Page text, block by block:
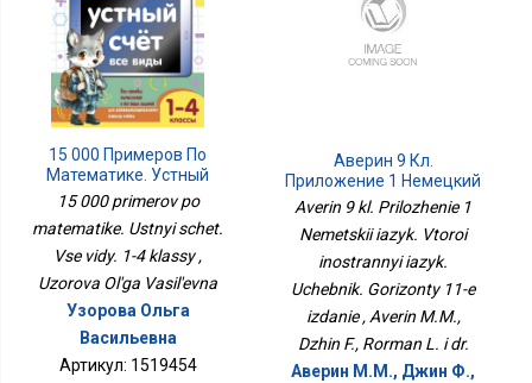
15 000 Примеров По
Математике. Устный
Счет. Все Виды. 1-4
Классы
15 000 primerov po
matematike. Ustnyi schet.
Vse vidy. 1-4 klassy ,
Uzorova Ol'ga Vasil'evna
Узорова Ольга
Васильевна
Артикул: 1519454
Аверин 9 Кл.
Приложение 1 Немецкий
Язык. Второй
Учебник. Горизонты 11-Е
Издание
Averin 9 kl. Prilozhenie 1
Nemetskii iazyk. Vtoroi
inostrannyi iazyk.
Uchebnik. Gorizonty 11-e
izdanie , Averin M.M.,
Dzhin F., Rorman L. i dr.
Аверин М.М., Джин Ф.,